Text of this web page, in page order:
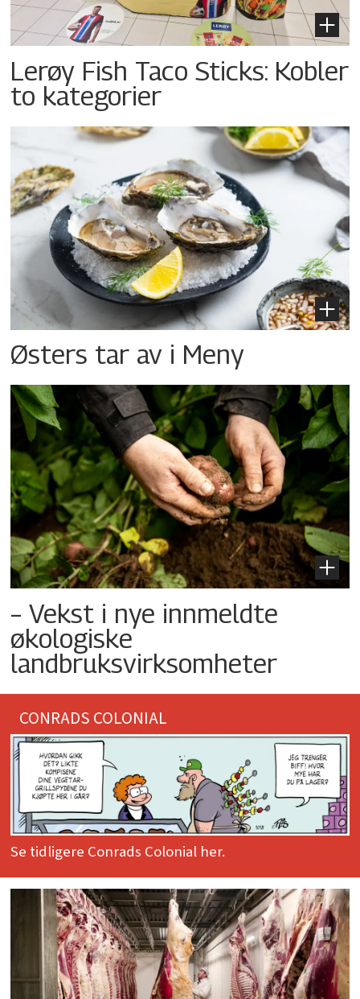
Lerøy Fish Taco Sticks: Kobler
to kategorier
Østers tar av i Meny
– Vekst i nye innmeldte
økologiske
landbruksvirksomheter
CONRADS COLONIAL
Se tidligere Conrads Colonial her.